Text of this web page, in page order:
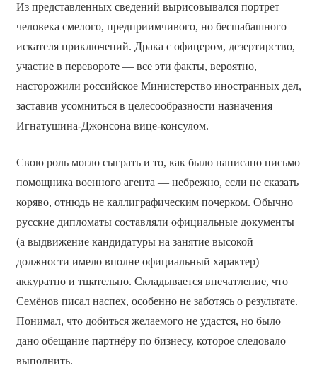
Из представленных сведений вырисовывался портрет
человека смелого, предприимчивого, но бесшабашного
искателя приключений. Драка с офицером, дезертирство,
участие в перевороте — все эти факты, вероятно,
насторожили российское Министерство иностранных дел,
заставив усомниться в целесообразности назначения
Игнатушина-Джонсона вице-консулом.
Свою роль могло сыграть и то, как было написано письмо
помощника военного агента — небрежно, если не сказать
коряво, отнюдь не каллиграфическим почерком. Обычно
русские дипломаты составляли официальные документы
(а выдвижение кандидатуры на занятие высокой
должности имело вполне официальный характер)
аккуратно и тщательно. Складывается впечатление, что
Семёнов писал наспех, особенно не заботясь о результате.
Понимал, что добиться желаемого не удастся, но было
дано обещание партнёру по бизнесу, которое следовало
выполнить.